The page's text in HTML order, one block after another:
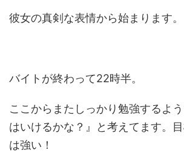
彼女の真剣な表情から始まります。
バイトが終わって22時半。
ここからまたしっかり勉強するよ
はいけるかな？』と考えてます。
は強い！